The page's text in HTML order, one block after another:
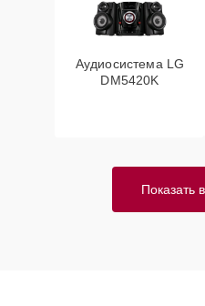
Аудиосистема LG
DM5420K
Показать